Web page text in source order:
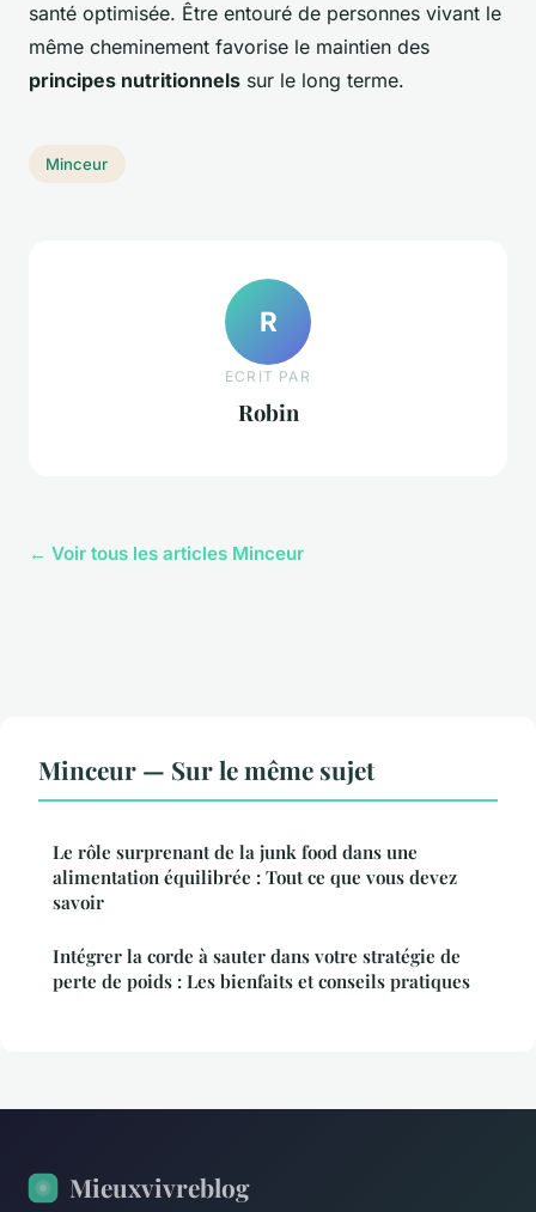
santé optimisée. Être entouré de personnes vivant le
même cheminement favorise le maintien des
principes nutritionnels sur le long terme.
Minceur
R
ECRIT PAR
Robin
← Voir tous les articles Minceur
Minceur — Sur le même sujet
Le rôle surprenant de la junk food dans une
alimentation équilibrée : Tout ce que vous devez
savoir
Intégrer la corde à sauter dans votre stratégie de
perte de poids : Les bienfaits et conseils pratiques
Mieuxvivreblog